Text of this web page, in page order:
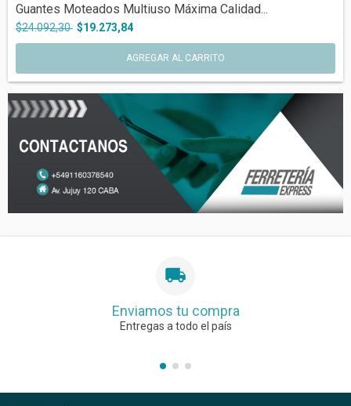
Guantes Moteados Multiuso Máxima Calidad...
$24.092,30 $19.273,84
Enviamos tu compra
Entregas a todo el país